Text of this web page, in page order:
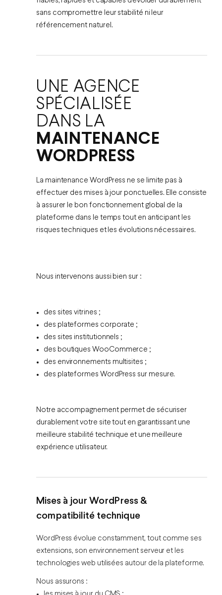
sans compromettre leur stabilité ni leur
référencement naturel.
UNE AGENCE
SPÉCIALISÉE
DANS LA
MAINTENANCE
WORDPRESS
La maintenance WordPress ne se limite pas à
effectuer des mises à jour ponctuelles. Elle consiste
à assurer le bon fonctionnement global de la
plateforme dans le temps tout en anticipant les
risques techniques et les évolutions nécessaires.
Nous intervenons aussi bien sur :
des sites vitrines ;
des plateformes corporate ;
des sites institutionnels ;
des boutiques WooCommerce ;
des environnements multisites ;
des plateformes WordPress sur mesure.
Notre accompagnement permet de sécuriser
durablement votre site tout en garantissant une
meilleure stabilité technique et une meilleure
expérience utilisateur.
Mises à jour WordPress &
compatibilité technique
WordPress évolue constamment, tout comme ses
extensions, son environnement serveur et les
technologies web utilisées autour de la plateforme.
Nous assurons :